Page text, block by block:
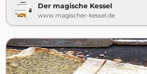
Der magische Kessel
www.magischer-kessel.de